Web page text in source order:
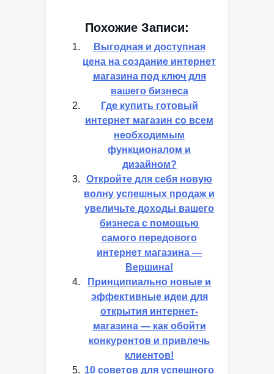
Похожие Записи:
Выгодная и доступная
цена на создание интернет
магазина под ключ для
вашего бизнеса
Где купить готовый
интернет магазин со всем
необходимым
функционалом и
дизайном?
Откройте для себя новую
волну успешных продаж и
увеличьте доходы вашего
бизнеса с помощью
самого передового
интернет магазина —
Вершина!
Принципиально новые и
эффективные идеи для
открытия интернет-
магазина — как обойти
конкурентов и привлечь
клиентов!
10 советов для успешного